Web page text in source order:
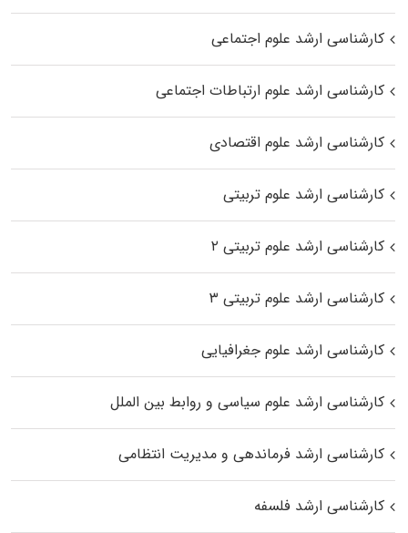
کارشناسی ارشد علوم اجتماعی
کارشناسی ارشد علوم ارتباطات اجتماعی
کارشناسی ارشد علوم اقتصادی
کارشناسی ارشد علوم تربیتی
کارشناسی ارشد علوم تربیتی ۲
کارشناسی ارشد علوم تربیتی ۳
کارشناسی ارشد علوم جغرافیایی
کارشناسی ارشد علوم سیاسی و روابط بین الملل
کارشناسی ارشد فرماندهی و مدیریت انتظامی
کارشناسی ارشد فلسفه